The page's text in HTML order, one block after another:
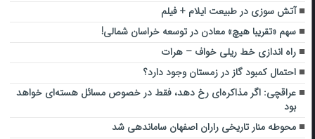
آتش سوزی در طبیعت ایلام + فیلم
سهم «تقریبا هیچ» معادن در توسعه خراسان شمالی!
راه اندازی خط ریلی خواف – هرات
احتمال کمبود گاز در زمستان وجود دارد؟
عراقچی: اگر مذاکره‌ای رخ دهد، فقط در خصوص مسائل هسته‌ای خواهد
بود
محوطه منار تاریخی ‌راران اصفهان ساماندهی شد